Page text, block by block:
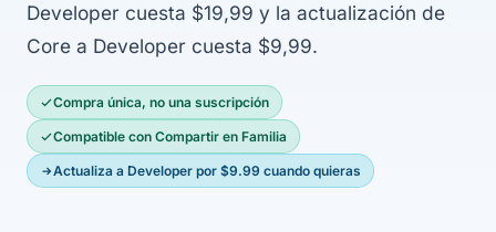
Developer cuesta $19,99 y la actualización de
Core a Developer cuesta $9,99.
Compra única, no una suscripción
Compatible con Compartir en Familia
Actualiza a Developer por $9.99 cuando quieras